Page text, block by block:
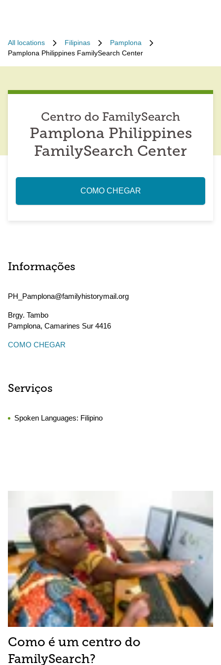
All locations Filipinas
Pamplona
Pamplona Philippines FamilySearch Center
Centro do FamilySearch
Pamplona Philippines
FamilySearch Center
COMO CHEGAR
Informações
PH_Pamplona@familyhistorymail.org
Brgy. Tambo
Pamplona, Camarines Sur 4416
COMO CHEGAR
Serviços
Spoken Languages: Filipino
Como é um centro do
FamilySearch?